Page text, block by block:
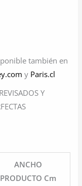
también en
y Paris.cl
Y
ANCHO
PRODUCTO Cm